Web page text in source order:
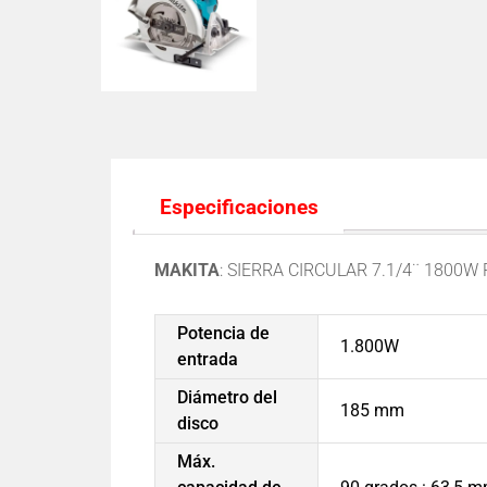
Especificaciones
MAKITA: SIERRA CIRCULAR 7.1/4¨ 1800W
Potencia de
entrada
1.800W
Diámetro del
disco
185 mm
Máx.